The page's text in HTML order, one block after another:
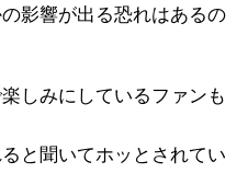
影響が出る恐れはあるの
しみにしているファンも
と聞いてホッとされてい